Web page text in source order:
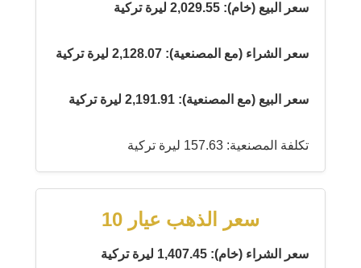
سعر البيع (خام): 2,029.55 ليرة تركية
سعر الشراء (مع المصنعية): 2,128.07 ليرة تركية
سعر البيع (مع المصنعية): 2,191.91 ليرة تركية
تكلفة المصنعية: 157.63 ليرة تركية
سعر الذهب عيار 10
سعر الشراء (خام): 1,407.45 ليرة تركية